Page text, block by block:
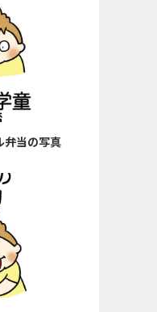
弁当の写真